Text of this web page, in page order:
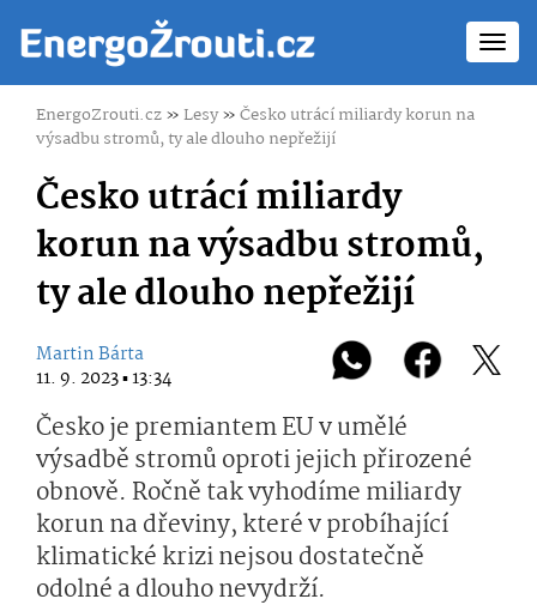
EnergoZrouti.cz»Lesy»Česko utrácí miliardy korun na
výsadbu stromů, ty ale dlouho nepřežijí
Česko utrácí miliardy
korun na výsadbu stromů,
ty ale dlouho nepřežijí
Martin Bárta
11. 9. 2023 ▪ 13:34
Česko je premiantem EU v umělé
výsadbě stromů oproti jejich přirozené
obnově. Ročně tak vyhodíme miliardy
korun na dřeviny, které v probíhající
klimatické krizi nejsou dostatečně
odolné a dlouho nevydrží.